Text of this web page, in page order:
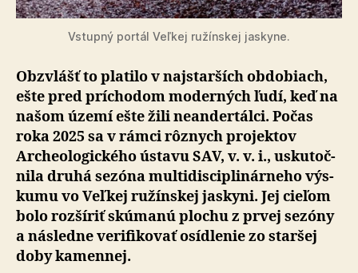
Vstupný portál Veľkej ružínskej jaskyne.
Obzvlášť to platilo v najstarších obdobiach,
ešte pred príchodom moderných ľudí, keď na
našom území ešte žili neandertálci. Počas
roka 2025 sa v rámci rôznych projektov
Archeologického ústavu SAV, v. v. i., us­ku­toč­
ni­la druhá sezóna mul­ti­dis­cip­li­nár­ne­ho výs­
ku­mu vo Veľkej ružínskej jaskyni. Jej cieľom
bolo rozšíriť skúmanú plochu z prvej sezóny
a následne verifikovať osídlenie zo staršej
doby kamennej.